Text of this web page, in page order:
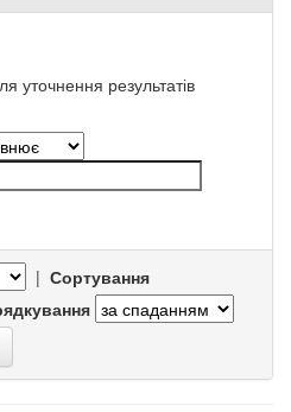
уточнення результатів
| Сортування